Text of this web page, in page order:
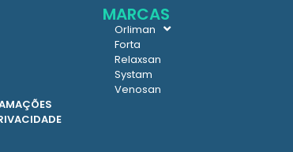
MARCAS
Orliman
Forta
Relaxsan
Systam
Venosan